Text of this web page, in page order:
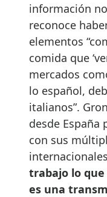
información
reconoce
elementos
comida que
mercados
lo español,
italianos”.
desde España
con sus
trabajo lo
es una